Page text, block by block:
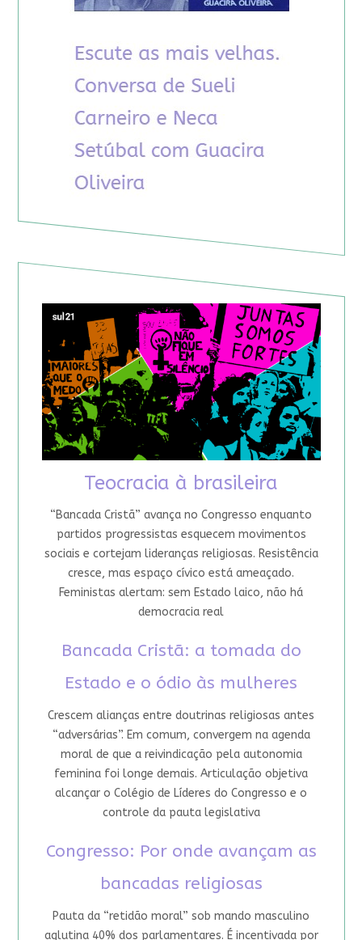
Teocracia à brasileira
“Bancada Cristã” avança no Congresso enquanto
partidos progressistas esquecem movimentos
sociais e cortejam lideranças religiosas. Resistência
cresce, mas espaço cívico está ameaçado.
Feministas alertam: sem Estado laico, não há
democracia real
Bancada Cristã: a tomada do
Estado e o ódio às mulheres
Crescem alianças entre doutrinas religiosas antes
“adversárias”. Em comum, convergem na agenda
moral de que a reivindicação pela autonomia
feminina foi longe demais. Articulação objetiva
alcançar o Colégio de Líderes do Congresso e o
controle da pauta legislativa
Congresso: Por onde avançam as
bancadas religiosas
Pauta da “retidão moral” sob mando masculino
aglutina 40% dos parlamentares. É incentivada por